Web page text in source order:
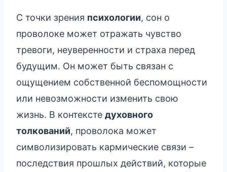
С точки зрения психологии, сон о
проволоке может отражать чувство
тревоги, неуверенности и страха перед
будущим. Он может быть связан с
ощущением собственной беспомощности
или невозможности изменить свою
жизнь. В контексте духовного
толкований, проволока может
символизировать кармические связи –
последствия прошлых действий, которые